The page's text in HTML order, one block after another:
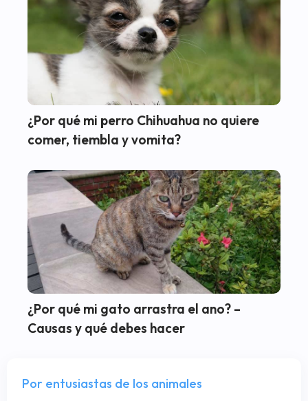
¿Por qué mi perro Chihuahua no quiere
comer, tiembla y vomita?
¿Por qué mi gato arrastra el ano? –
Causas y qué debes hacer
Por entusiastas de los animales